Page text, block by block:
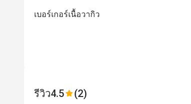
เบอร์เกอร์เนื้อวากิว
รีวิว4.5 (2)